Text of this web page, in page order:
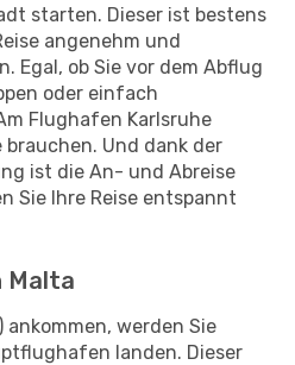
starten. Dieser ist bestens
angenehm und
Egal, ob Sie vor dem Abflug
oder einfach
Flughafen Karlsruhe
brauchen. Und dank der
ist die An- und Abreise
Sie Ihre Reise entspannt
Malta
ankommen, werden Sie
landen. Dieser